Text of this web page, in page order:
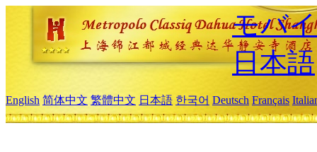
モバ
日本語
English 简体中文 繁體中文 日本語 한국어 Deutsch Français